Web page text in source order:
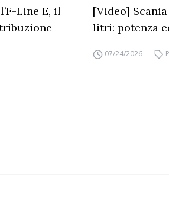
Line E, il
[Video]
litri: potenza
07/24/2026